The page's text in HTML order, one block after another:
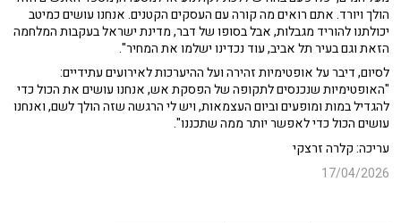
הולך ויורד. אתם רואים מה קורה עם העסקים הקטנים. אנחנו עושים כמיטב
יכולתנו להוריד מגבלות, אבל בסופו של דבר, מדינת ישראל בעקבות המלחמה
הזאת וגם בעיר תל אביב, עוד נכדינו ישלמו את המחיר".
לסיום, דיבר על אופטימיות זהירה ועל ההיערכות לאירועים עתידיים:
"האופטימיות שנכנסים לתקופה של הפסקת אש, אנחנו עושים את הכול כדי
להגדיל במות ומופעים וביום העצמאות, ויש לי הרגשה שזה הולך לשם, ואנחנו
עושים הכול כדי לאפשר יותר ממה שתכננו".
עריכה: קלרה זרצקי
17/04/2026